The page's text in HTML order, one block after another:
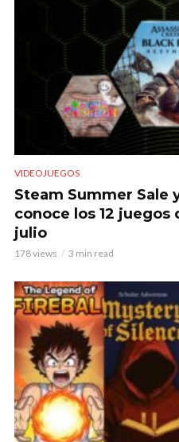
VIDEOJUEGOS
Steam Summer Sale
conoce los 12
julio
178 views 3 min read